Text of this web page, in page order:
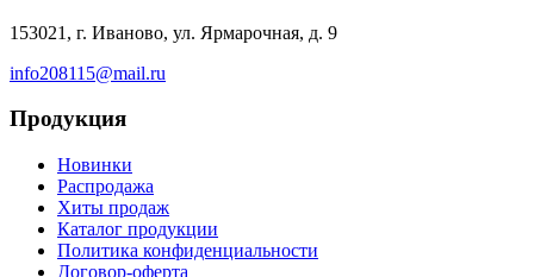
153021, г. Иваново, ул. Ярмарочная, д. 9
info208115@mail.ru
Продукция
Новинки
Распродажа
Хиты продаж
Каталог продукции
Политика конфиденциальности
Договор-оферта